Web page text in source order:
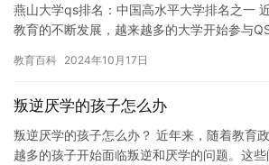
燕山大学qs排名：中国高水平大学排名之一
教育的不断发展，越来越多的大学开始参与
功…
教育百科 2024年10月17日
叛逆厌学的孩子怎么办
叛逆厌学的孩子怎么办？ 近年来，随着教育
越多的孩子开始面临叛逆和厌学的问题。这